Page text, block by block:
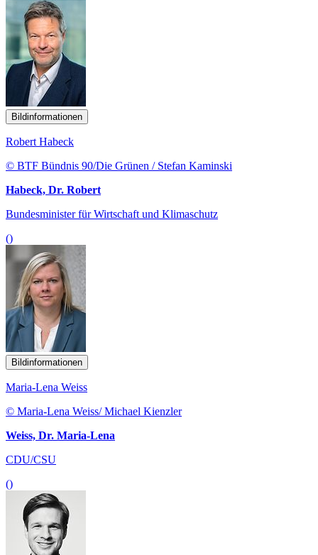
Bildinformationen
Robert Habeck
© BTF Bündnis 90/Die Grünen / Stefan Kaminski
Habeck, Dr. Robert
Bundesminister für Wirtschaft und Klimaschutz
()
Bildinformationen
Maria-Lena Weiss
© Maria-Lena Weiss/ Michael Kienzler
Weiss, Dr. Maria-Lena
CDU/CSU
()